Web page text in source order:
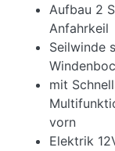
Aufbau 2
Anfahrkeil
Seilwinde
mit
vorn
Elektrik